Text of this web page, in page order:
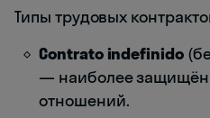
Типы трудовых
Contrato indefinido
— наиболее
отношений.